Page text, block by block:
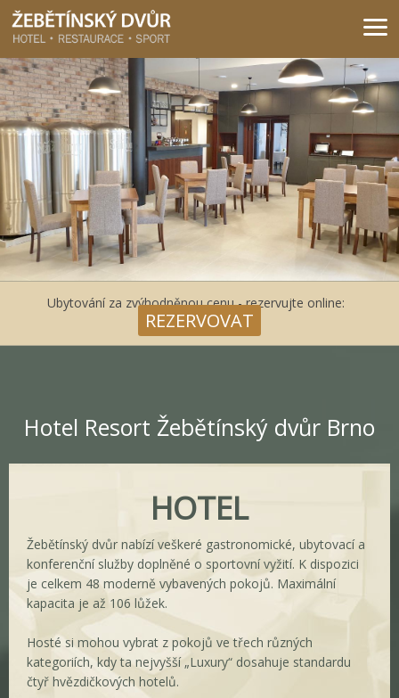
Žebětínský dvůr - Gastro & relax komplex v klidné části města Brna
Ubytování za zvýhodněnou cenu - rezervujte online:
REZERVOVAT
Hotel Resort Žebětínský dvůr Brno
HOTEL
Žebětínský dvůr nabízí veškeré gastronomické, ubytovací a
konferenční služby doplněné o sportovní vyžití. K dispozici
je celkem 48 moderně vybavených pokojů. Maximální
kapacita je až 106 lůžek.
Hosté si mohou vybrat z pokojů ve třech různých
kategoriích, kdy ta nejvyšší „Luxury“ dosahuje standardu
čtyř hvězdičkových hotelů.